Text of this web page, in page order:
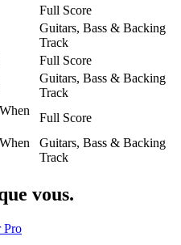
Full Score
Guitars, Bass & Backing
Track
Full Score
Guitars, Bass & Backing
Track
Full Score
Guitars, Bass & Backing
Track
vous.
Pro